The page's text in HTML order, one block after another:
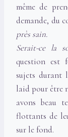
même de
demande, du
près sain.
Serait-ce la
question est
sujets durant
laid pour être
avons beau
flottants de
sur le fond.